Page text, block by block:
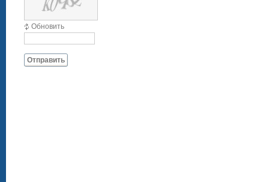
Обновить
Отправить